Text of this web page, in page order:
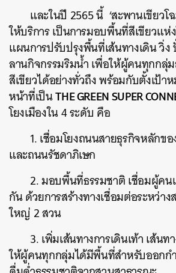
และในปี 2565 นี้ ‘สะพานเขียวโ
ให้บริการเป็นการมอบพื้นที่สีเขียวแห่
แผนการปรับปรุงพื้นที่เส้นทางเดิน วิ่
ลานกิจกรรมริมน้ำ เพื่อให้ผู้คนทุกกลุ่
สีเขียวได้อย่างทั่วถึง พร้อมกับตั้งเป้า
หน้าที่เป็นTHE GREEN SUPER
โยงเมืองใน 4 ระดับ คือ
1. เชื่อมโยงถนนสายธุรกิจหลักข
และถนนรัชดาภิเษก
2. มอบพื้นที่ธรรมชาติ เชื่อมผู้คน
กัน ด้วยการสร้างทางเชื่อมต่อระหว่า
ใหญ่ 2 สวน
3. เพิ่มเส้นทางการเดินเท้า เส้น
ให้ผู้คนทุกกลุ่มได้มีพื้นที่สำหรับออกก